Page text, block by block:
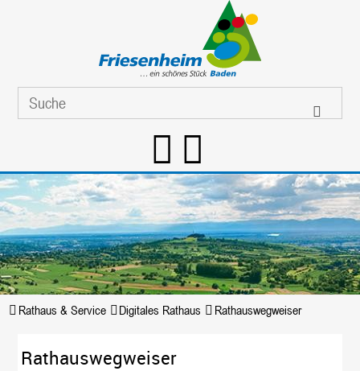
Rathaus & Service Digitales Rathaus Rathauswegweiser
Rathauswegweiser